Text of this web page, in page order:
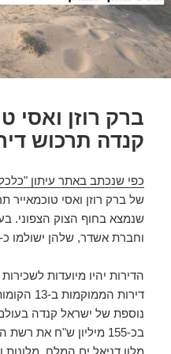
ברק רוזן ואסי
קנדה תרכוש
כפי שנכתב באתר עיתון
שנמצא בחוף הצוק הצפוני.
וחברת אשדר, שלהן ישולמו כ-82 מיליון
דירות
נוספת של ישראל קנדה
בכ-155 מיליון ש"ח את